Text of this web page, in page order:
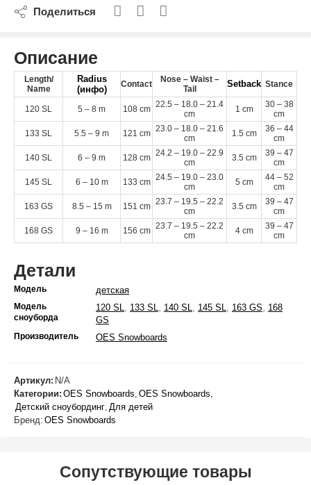
Поделиться
Описание
Length/​
Name
Radius
(инфо)
Contact
Nose – Waist –
Tail
Setback Stance
120 SL 5 – 8 m 108cm 22.5 – 18.0 – 21.4
cm
1 cm 30– 38
cm
133 SL 5.5 – 9 m 121 cm 23.0 – 18.0 – 21.6
cm
1.5 cm 36 – 44
cm
140 SL 6 – 9 m 128cm 24.2 – 19.0 – 22.9
cm
3.5 cm 39 – 47
cm
145 SL 6 – 10m 133 cm 24.5 – 19.0 – 23.0
cm
5 cm 44– 52
cm
163 GS 8.5 – 15 m 151 cm 23.7 – 19.5 – 22.2
cm
3.5 cm 39 – 47
cm
168 GS 9 – 16 m 156 cm 23.7 – 19.5 – 22.2
cm
4cm 39 – 47
cm
Детали
Модель детская
Модель
сноуборда
120 SL 133 SL 140 SL 145 SL 163 GS
168
GS
Производитель OES Snowboards
Артикул: N/A
Категории: OES Snowboards, OES Snowboards,
Детский сноубординг, Для детей
Бренд: OES Snowboards
Сопутствующие товары